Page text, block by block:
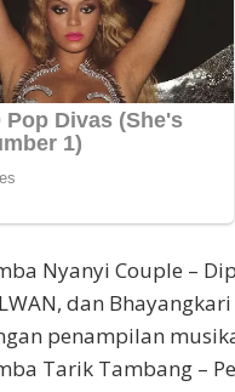
Nyanyi Couple –
dan
penampilan
Tarik Tambang –